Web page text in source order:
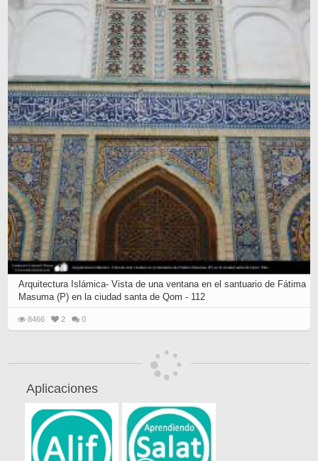
Arquitectura Islámica- Vista de una ventana en el santuario de Fátima
Masuma (P) en la ciudad santa de Qom - 112
8466 2 0
Aplicaciones